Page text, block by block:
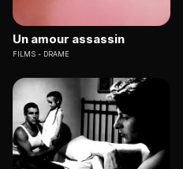
Un amour assassin
FILMS DRAME